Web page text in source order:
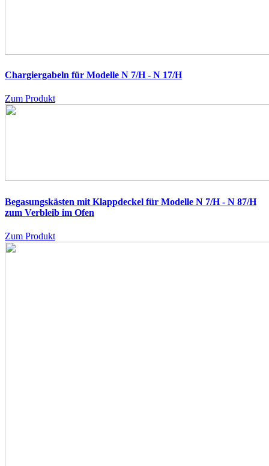
Chargiergabeln für Modelle N 7/H - N 17/H
Zum Produkt
Begasungskästen mit Klappdeckel für Modelle N 7/H - N 87/H
zum Verbleib im Ofen
Zum Produkt